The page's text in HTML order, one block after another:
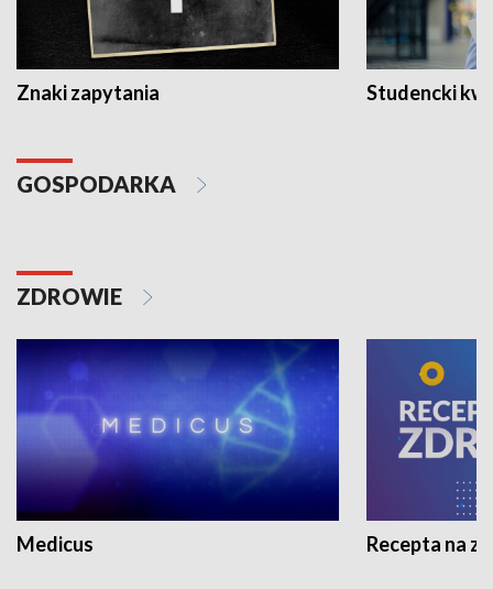
Znaki zapytania Studencki
GOSPODARKA
ZDROWIE
Medicus Recepta na